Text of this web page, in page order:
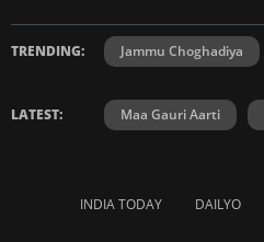
TRENDING: Jammu Choghadiya
LATEST: Maa Gauri Aarti
INDIA TODAY DAILYO